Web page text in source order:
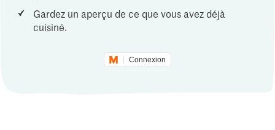
Gardez un aperçu de ce que vous avez déjà
cuisiné.
Connexion